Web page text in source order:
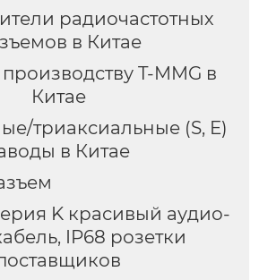
радиочастотных
в Китае
T-MMG в
Китае
триаксиальные (S, E)
в Китае
K красивый аудио-
IP68 розетки